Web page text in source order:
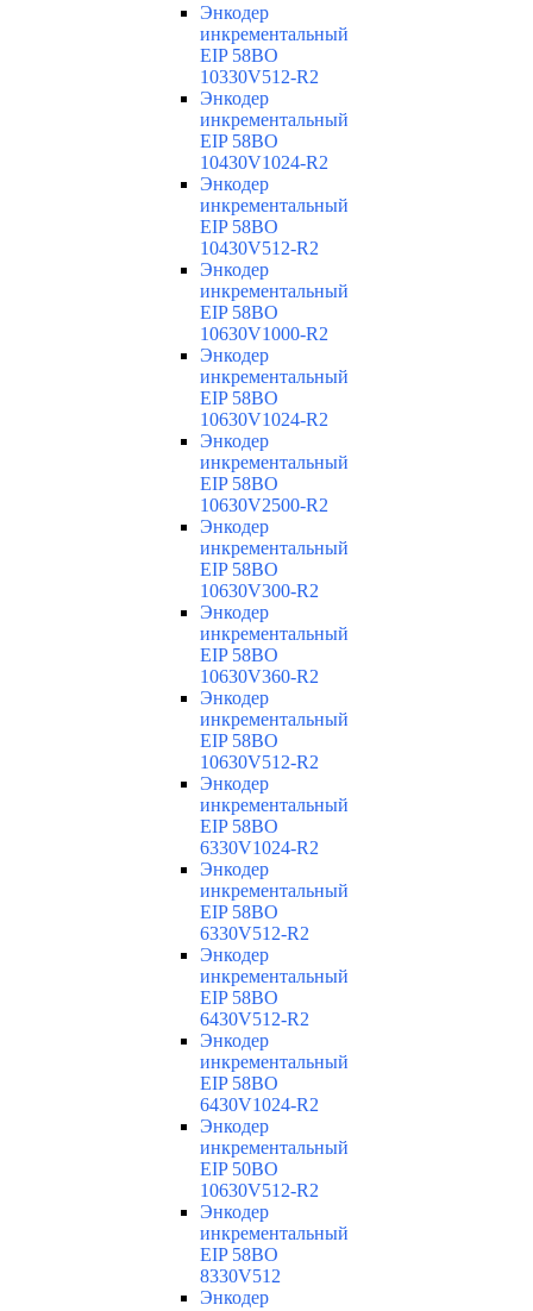
Энкодер
инкрементальный
EIP 58BO
10330V512-R2
Энкодер
инкрементальный
EIP 58BO
10430V1024-R2
Энкодер
инкрементальный
EIP 58BO
10430V512-R2
Энкодер
инкрементальный
EIP 58BO
10630V1000-R2
Энкодер
инкрементальный
EIP 58BO
10630V1024-R2
Энкодер
инкрементальный
EIP 58BO
10630V2500-R2
Энкодер
инкрементальный
EIP 58BO
10630V300-R2
Энкодер
инкрементальный
EIP 58BO
10630V360-R2
Энкодер
инкрементальный
EIP 58BO
10630V512-R2
Энкодер
инкрементальный
EIP 58BO
6330V1024-R2
Энкодер
инкрементальный
EIP 58BO
6330V512-R2
Энкодер
инкрементальный
EIP 58BO
6430V512-R2
Энкодер
инкрементальный
EIP 58BO
6430V1024-R2
Энкодер
инкрементальный
EIP 50BO
10630V512-R2
Энкодер
инкрементальный
EIP 58BO
8330V512
Энкодер